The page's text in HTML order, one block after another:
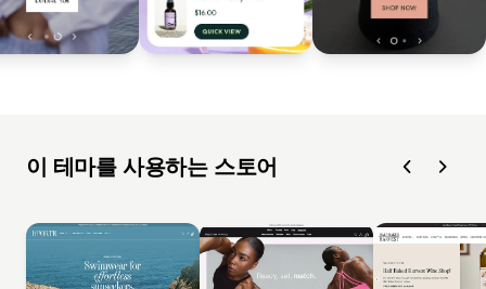
이 테마를 사용하는 스토어